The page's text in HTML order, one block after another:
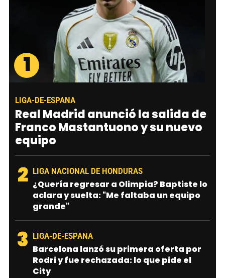
1
LIGA-DE-ESPANA
Real Madrid anunció la salida de
Franco Mastantuono y su nuevo
equipo
2 LIGA NACIONAL DE HONDURAS
¿Quería regresar a Olimpia? Baptiste lo
aclara y suelta: "Me faltaba un equipo
grande"
3 LIGA-DE-ESPANA
Barcelona lanzó su primera oferta por
Rodri y fue rechazada: lo que pide el
City